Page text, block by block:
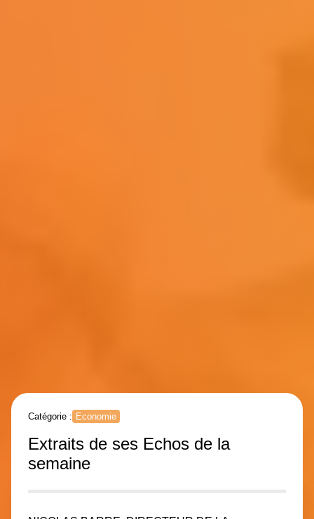
Catégorie : Economie
Extraits de ses Echos de la
semaine